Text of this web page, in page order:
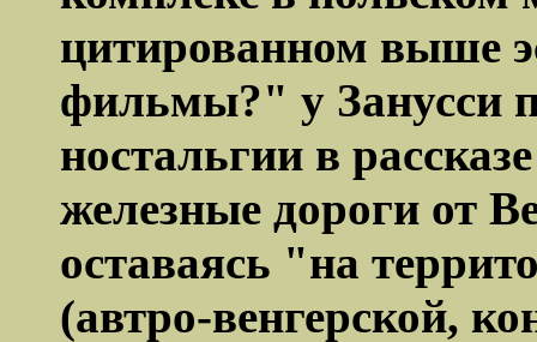
цитированном выше
фильмы?" у Занусси
ностальгии в
железные дороги от
оставаясь "на
(автро-венгерской,